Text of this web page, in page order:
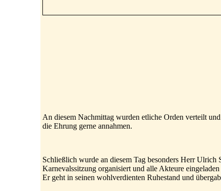
An diesem Nachmittag wurden etliche Orden verteilt
die Ehrung gerne annahmen.
Schließlich wurde an diesem Tag besonders Herr
Karnevalssitzung organisiert und alle Akteure eingeladen
Er geht in seinen wohlverdienten Ruhestand und